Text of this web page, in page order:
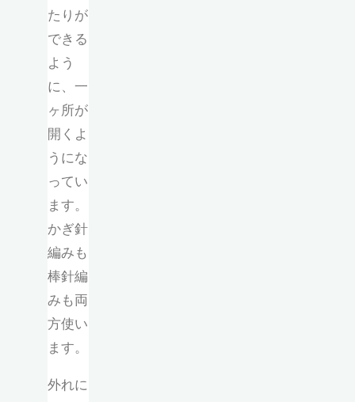
たりが
できる
よう
に、一
ヶ所が
開くよ
うにな
ってい
ます。
かぎ針
編みも
棒針編
みも両
方使い
ます。
外れに